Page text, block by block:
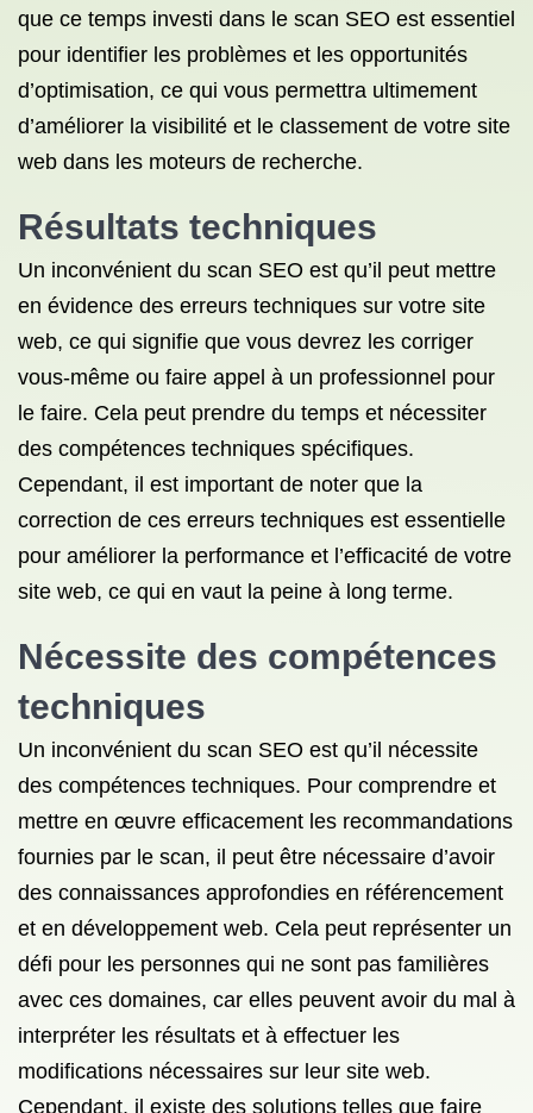
que ce temps investi dans le scan SEO est essentiel
pour identifier les problèmes et les opportunités
d’optimisation, ce qui vous permettra ultimement
d’améliorer la visibilité et le classement de votre site
web dans les moteurs de recherche.
Résultats techniques
Un inconvénient du scan SEO est qu’il peut mettre
en évidence des erreurs techniques sur votre site
web, ce qui signifie que vous devrez les corriger
vous-même ou faire appel à un professionnel pour
le faire. Cela peut prendre du temps et nécessiter
des compétences techniques spécifiques.
Cependant, il est important de noter que la
correction de ces erreurs techniques est essentielle
pour améliorer la performance et l’efficacité de votre
site web, ce qui en vaut la peine à long terme.
Nécessite des compétences
techniques
Un inconvénient du scan SEO est qu’il nécessite
des compétences techniques. Pour comprendre et
mettre en œuvre efficacement les recommandations
fournies par le scan, il peut être nécessaire d’avoir
des connaissances approfondies en référencement
et en développement web. Cela peut représenter un
défi pour les personnes qui ne sont pas familières
avec ces domaines, car elles peuvent avoir du mal à
interpréter les résultats et à effectuer les
modifications nécessaires sur leur site web.
Cependant, il existe des solutions telles que faire